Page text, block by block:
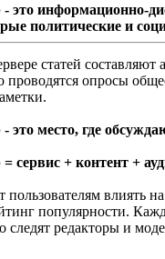
информационно-
политические и
статей
опросы
место, где
сервис + контент +
влиять
популярности.
следят редакторы и